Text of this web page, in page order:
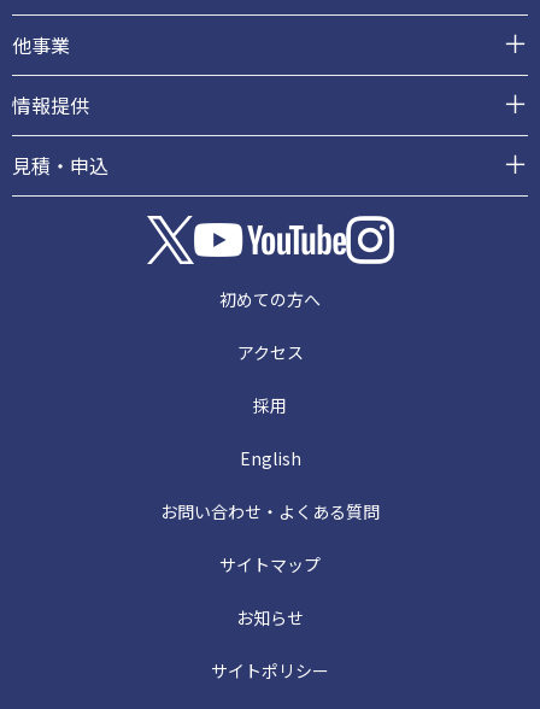
他事業
情報提供
見積・申込
初めての方へ
アクセス
採用
English
お問い合わせ・よくある質問
サイトマップ
お知らせ
サイトポリシー